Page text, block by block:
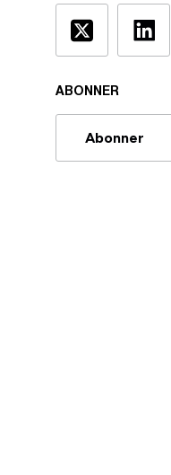
ABONNER
Abonner